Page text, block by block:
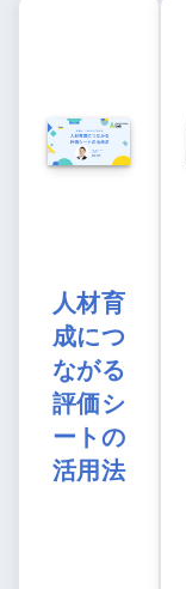
人材育
成につ
ながる
評価シ
ートの
活用法